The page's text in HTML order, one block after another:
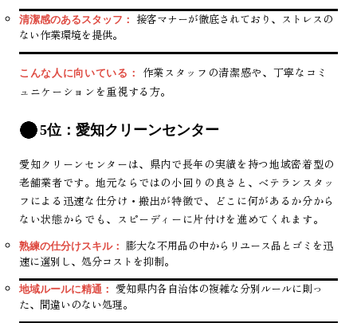
清潔感のあるスタッフ： 接客マナーが徹底されており、ストレスの
ない作業環境を提供。
こんな人に向いている：
作業スタッフの清潔感や、丁寧なコミ
ュニケーションを重視する方。
5位：愛知クリーンセンター
愛知クリーンセンターは、県内で長年の実績を持つ地域密着型の
老舗業者です。地元ならではの小回りの良さと、ベテランスタッ
フによる迅速な仕分け・搬出が特徴で、どこに何があるか分から
ない状態からでも、スピーディーに片付けを進めてくれます。
熟練の仕分けスキル： 膨大な不用品の中からリユース品とゴミを迅
速に選別し、処分コストを抑制。
地域ルールに精通： 愛知県内各自治体の複雑な分別ルールに則っ
た、間違いのない処理。